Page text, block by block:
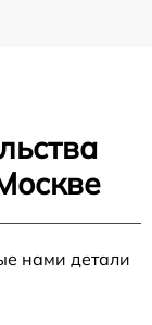
нами детали